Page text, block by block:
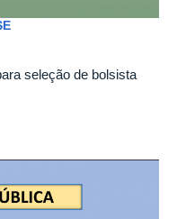
seleção de bolsista